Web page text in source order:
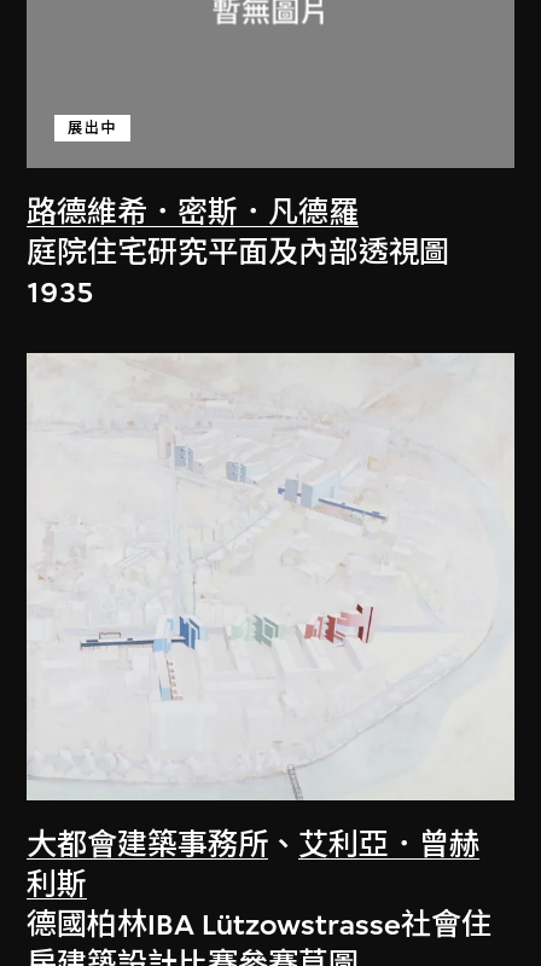
路德維希．密斯．凡德羅
展出中
庭院住宅研究平面及內部透視圖
1935
大都會建築事務所 、 艾利亞．曾赫
利斯
德國柏林IBA Lützowstrasse社會住